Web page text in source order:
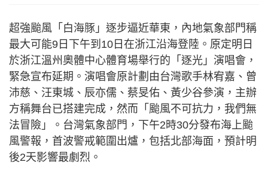
超強颱風「白海豚」逐步逼近華東，內地氣象部門稱
最大可能9日下午到10日在浙江沿海登陸。原定明日
於浙江溫州奧體中心體育場舉行的「逐光」演唱會，
緊急宣布延期。演唱會原計劃由台灣歌手林宥嘉、曾
沛慈、汪東城、辰亦儒、蔡旻佑、黃少谷參演，主辦
方稱舞台已搭建完成，然而「颱風不可抗力，我們無
法冒險」。台灣氣象部門，下午2時30分發布海上颱
風警報，首波警戒範圍出爐，包括北部海面，預計明
後2天影響最劇烈。